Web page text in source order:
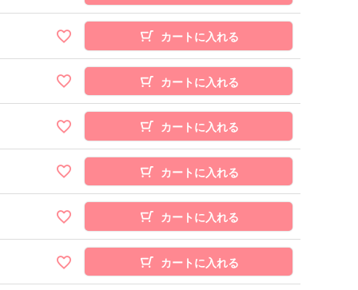
カートに入れる
カートに入れる
カートに入れる
カートに入れる
カートに入れる
カートに入れる